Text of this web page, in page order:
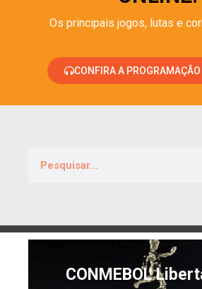
Os principais jogos, lutas e
CONFIRA A
CONMEBOL